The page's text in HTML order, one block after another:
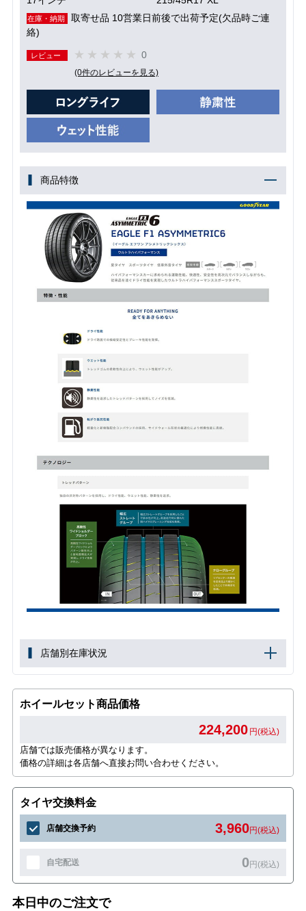
在庫・納期
取寄せ品 10営業日前後で出荷予定(欠品時ご連
絡)
レビュー 0
(0件のレビューを見る)
商品特徴
店舗別在庫状況
ホイールセット商品価格
224,200 円(税込)
店舗では販売価格が異なります。
価格の詳細は各店舗へ直接お問い合わせください。
タイヤ交換料金
店舗交換予約 3,960円(税込)
自宅配送 0円(税込)
本日中のご注文で